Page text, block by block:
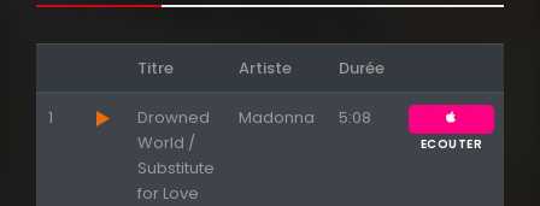
Titre Artiste Durée
1
Drowned
World /
Substitute
for Love
Madonna 5:08
ECOUTER